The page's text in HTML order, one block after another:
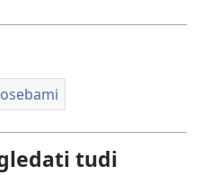
tudi